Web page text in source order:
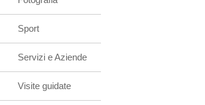
Sport
Servizi e Aziende
Visite guidate